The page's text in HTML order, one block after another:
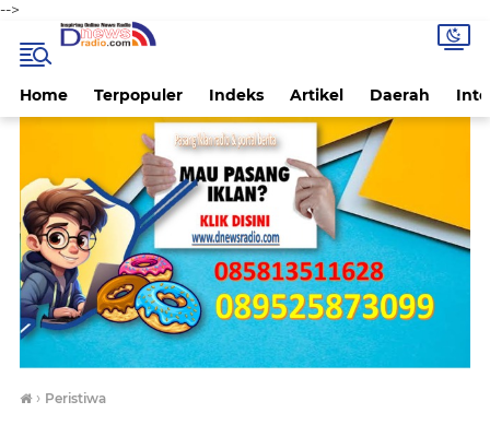
-->
Home Terpopuler Indeks Artikel Daerah
› Peristiwa